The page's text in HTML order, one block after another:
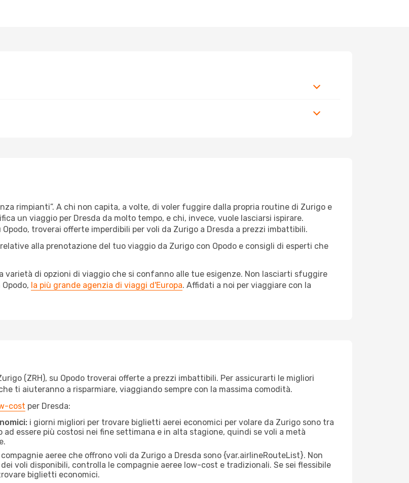
rimpianti”. A chi non capita, a volte, di voler fuggire dalla propria routine di Zurigo e
un viaggio per Dresda da molto tempo, e chi, invece, vuole lasciarsi ispirare.
troverai offerte imperdibili per voli da Zurigo a Dresda a prezzi imbattibili.
alla prenotazione del tuo viaggio da Zurigo con Opodo e consigli di esperti che
varietà di opzioni di viaggio che si confanno alle tue esigenze. Non lasciarti sfuggire
la più grande agenzia di viaggi d'Europa. Affidati a noi per viaggiare con la
(ZRH), su Opodo troverai offerte a prezzi imbattibili. Per assicurarti le migliori
ti aiuteranno a risparmiare, viaggiando sempre con la massima comodità.
cost per Dresda:
i giorni migliori per trovare biglietti aerei economici per volare da Zurigo sono tra
essere più costosi nei fine settimana e in alta stagione, quindi se voli a metà
compagnie aeree che offrono voli da Zurigo a Dresda sono {​var.airlineRouteList}. Non
voli disponibili, controlla le compagnie aeree low-cost e tradizionali. Se sei flessibile
biglietti economici.